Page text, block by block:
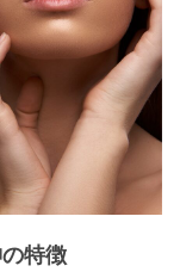
特徴